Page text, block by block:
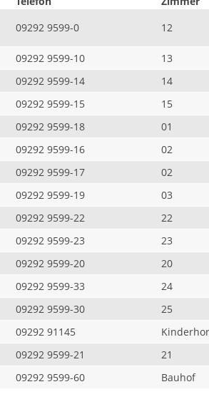
09292 9599-0 12
09292 9599-10 13
09292 9599-14 14
09292 9599-15 15
09292 9599-18 01
09292 9599-16 02
09292 9599-17 02
09292 9599-19 03
09292 9599-22 22
09292 9599-23 23
09292 9599-20 20
09292 9599-33 24
09292 9599-30 25
09292 91145
09292 9599-21 21
09292 9599-60 Bauhof